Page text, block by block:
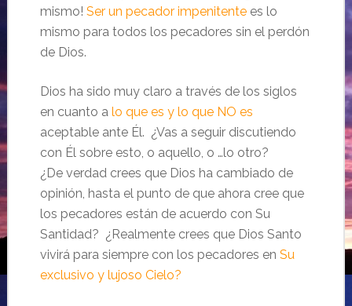
mismo! Ser un pecador impenitentees lo
mismo para todos los pecadores sin el perdón
de Dios.
Dios ha sido muy claro a través de los siglos
en cuanto a lo que es y lo que NO es
aceptable ante Él. ¿Vas a seguir discutiendo
con Él sobre esto, o aquello, o …lo otro?
¿De verdad crees que Dios ha cambiado de
opinión, hasta el punto de que ahora cree que
los pecadores están de acuerdo con Su
Santidad? ¿Realmente crees que Dios Santo
vivirá para siempre con los pecadores en Su
exclusivo y lujoso Cielo?